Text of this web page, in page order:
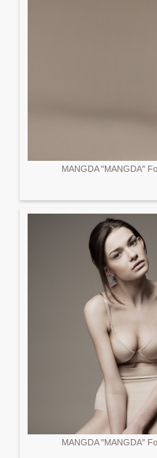
MANGDA "MANGDA"
MANGDA "MANGDA"